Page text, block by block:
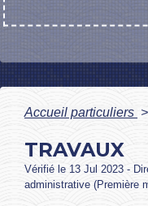
Accueil particuliers >
TRAVAUX
Vérifié le 13 Jul 2023 -
administrative (Première